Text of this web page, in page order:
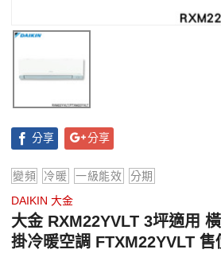
分享 分享
變頻 冷暖 一級能效
分期
DAIKIN 大金
大金 RXM22YVLT 3坪適用
掛冷暖空調 FTXM22YVLT 售